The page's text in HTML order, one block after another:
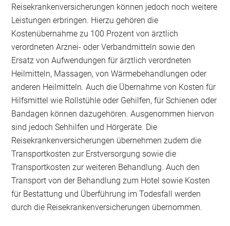
Reisekrankenversicherungen können jedoch noch weitere
Leistungen erbringen. Hierzu gehören die
Kostenübernahme zu 100 Prozent von ärztlich
verordneten Arznei- oder Verbandmitteln sowie den
Ersatz von Aufwendungen für ärztlich verordneten
Heilmitteln, Massagen, von Wärmebehandlungen oder
anderen Heilmitteln. Auch die Übernahme von Kosten für
Hilfsmittel wie Rollstühle oder Gehilfen, für Schienen oder
Bandagen können dazugehören. Ausgenommen hiervon
sind jedoch Sehhilfen und Hörgeräte. Die
Reisekrankenversicherungen übernehmen zudem die
Transportkosten zur Erstversorgung sowie die
Transportkosten zur weiteren Behandlung. Auch den
Transport von der Behandlung zum Hotel sowie Kosten
für Bestattung und Überführung im Todesfall werden
durch die Reisekrankenversicherungen übernommen.